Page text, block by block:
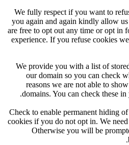
We fully respect if you want to
you again and again kindly allow
are free to opt out any time or opt in
experience. If you refuse cookies
We provide you with a list of
our domain so you can check
reasons we are not able to
domains. You can check these
Check to enable permanent hiding
cookies if you do not opt in. We
Otherwise you will be